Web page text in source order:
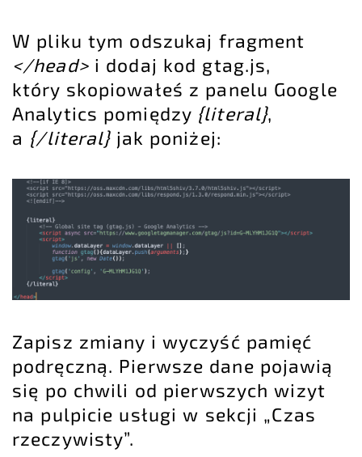
W pliku tym odszukaj fragment
</head>i dodaj kod gtag.js,
który skopiowałeś z panelu Google
Analytics pomiędzy {literal},
a {/literal}jak poniżej:
Zapisz zmiany i wyczyść pamięć
podręczną. Pierwsze dane pojawią
się po chwili od pierwszych wizyt
na pulpicie usługi w sekcji „Czas
rzeczywisty”.